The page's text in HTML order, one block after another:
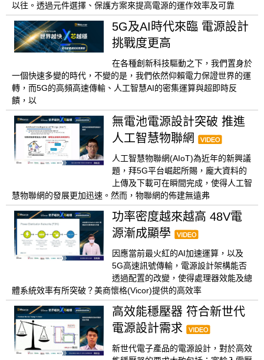
以往。透過元件選擇、保護方案來提高電源的運作效率及可靠
5G及AI時代來臨 電源設計
挑戰度更高
在各種創新科技驅動之下，我們置身於
一個快速多變的時代，不變的是，我們依然仰賴電力保證世界的運
轉，而5G的高頻高速傳輸、人工智慧AI的密集運算與超即時反
饋，以
無電池電源設計突破 推進
人工智慧物聯網
人工智慧物聯網(AIoT)為近年的新興議
題，拜5G平台崛起所賜，龐大資料的
上傳及下載可在瞬間完成，使得人工智
慧物聯網的發展更加迅速。然而，物聯網的佈建無遠弗
功率密度越來越高 48V電
源漸成顯學
因應當前最火紅的AI加速運算，以及
5G高速訊號傳輸，電源設計架構能否
透過配置的改變，使得處理器效能及總
體系統效率有所突破？美商懷格(Vicor)提供的高效率
高效能穩壓器 符合新世代
電源設計需求
新世代電子產品的電源設計，對於高效